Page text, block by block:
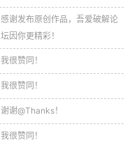
感谢发布原创作品，吾爱破解论
坛因你更精彩！
我很赞同！
我很赞同！
谢谢@Thanks！
我很赞同！